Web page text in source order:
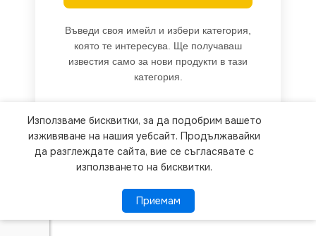
Въведи своя имейл и избери категория,
която те интересува. Ще получаваш
известия само за нови продукти в тази
категория.
We use cookies to improve your experience on our
website. By browsing this website, you agree to
our use of cookies.
ПОВЕЧЕ ИНФОРМАЦИЯ
Използваме бисквитки, за да подобрим вашето
изживяване на нашия уебсайт. Продължавайки
да разглеждате сайта, вие се съгласявате с
използването на бисквитки.
Приемам